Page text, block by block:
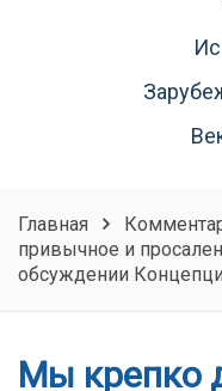
Главная
привычное и
обсуждении
Мы крепко